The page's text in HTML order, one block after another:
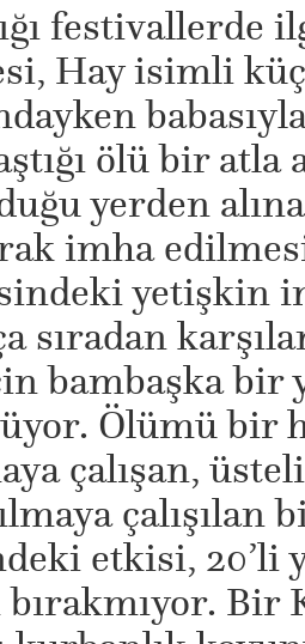
festivallerde
Hay isimli
ölü bir atla
yerden
imha
yetişkin
sıradan
bambaşka bir
Ölümü bir
çalışan,
çalışılan
etkisi, 20’li
Bir